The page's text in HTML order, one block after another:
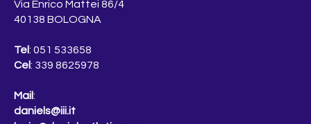
Via Enrico Mattei 86/4
40138 BOLOGNA
Tel: 051 533658
Cel: 339 8625978
Mail:
daniels@iii.it